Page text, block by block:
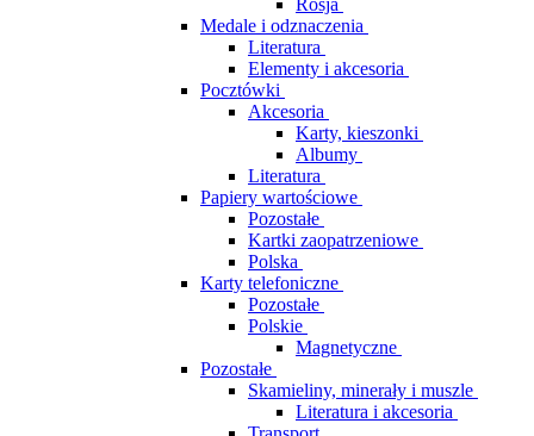
Rosja
Medale i odznaczenia
Literatura
Elementy i akcesoria
Pocztówki
Akcesoria
Karty, kieszonki
Albumy
Literatura
Papiery wartościowe
Pozostałe
Kartki zaopatrzeniowe
Polska
Karty telefoniczne
Pozostałe
Polskie
Magnetyczne
Pozostałe
Skamieliny, minerały i muszle
Literatura i akcesoria